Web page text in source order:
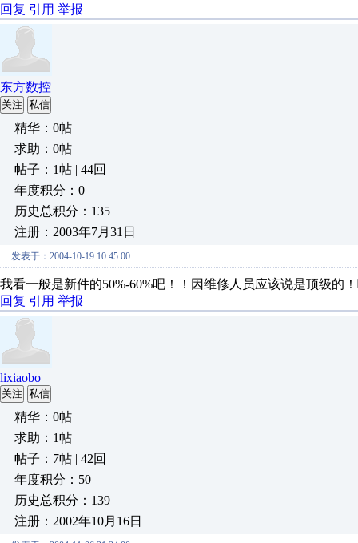
回复 引用 举报
东方数控
关注 私信
精华：0帖
求助：0帖
帖子：1帖 | 44回
年度积分：0
历史总积分：135
注册：2003年7月31日
发表于：2004-10-19 10:45:00
我看一般是新件的50%-60%吧！！因维修人员应该说是顶级的
回复 引用 举报
lixiaobo
关注 私信
精华：0帖
求助：1帖
帖子：7帖 | 42回
年度积分：50
历史总积分：139
注册：2002年10月16日